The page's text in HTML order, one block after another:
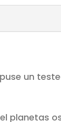
un
planetas